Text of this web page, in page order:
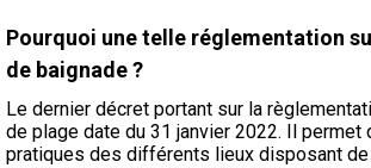
Pourquoi une telle réglementation
de baignade ?
Le dernier décret portant sur la
de plage date du 31 janvier 2022. Il permet
pratiques des différents lieux disposant